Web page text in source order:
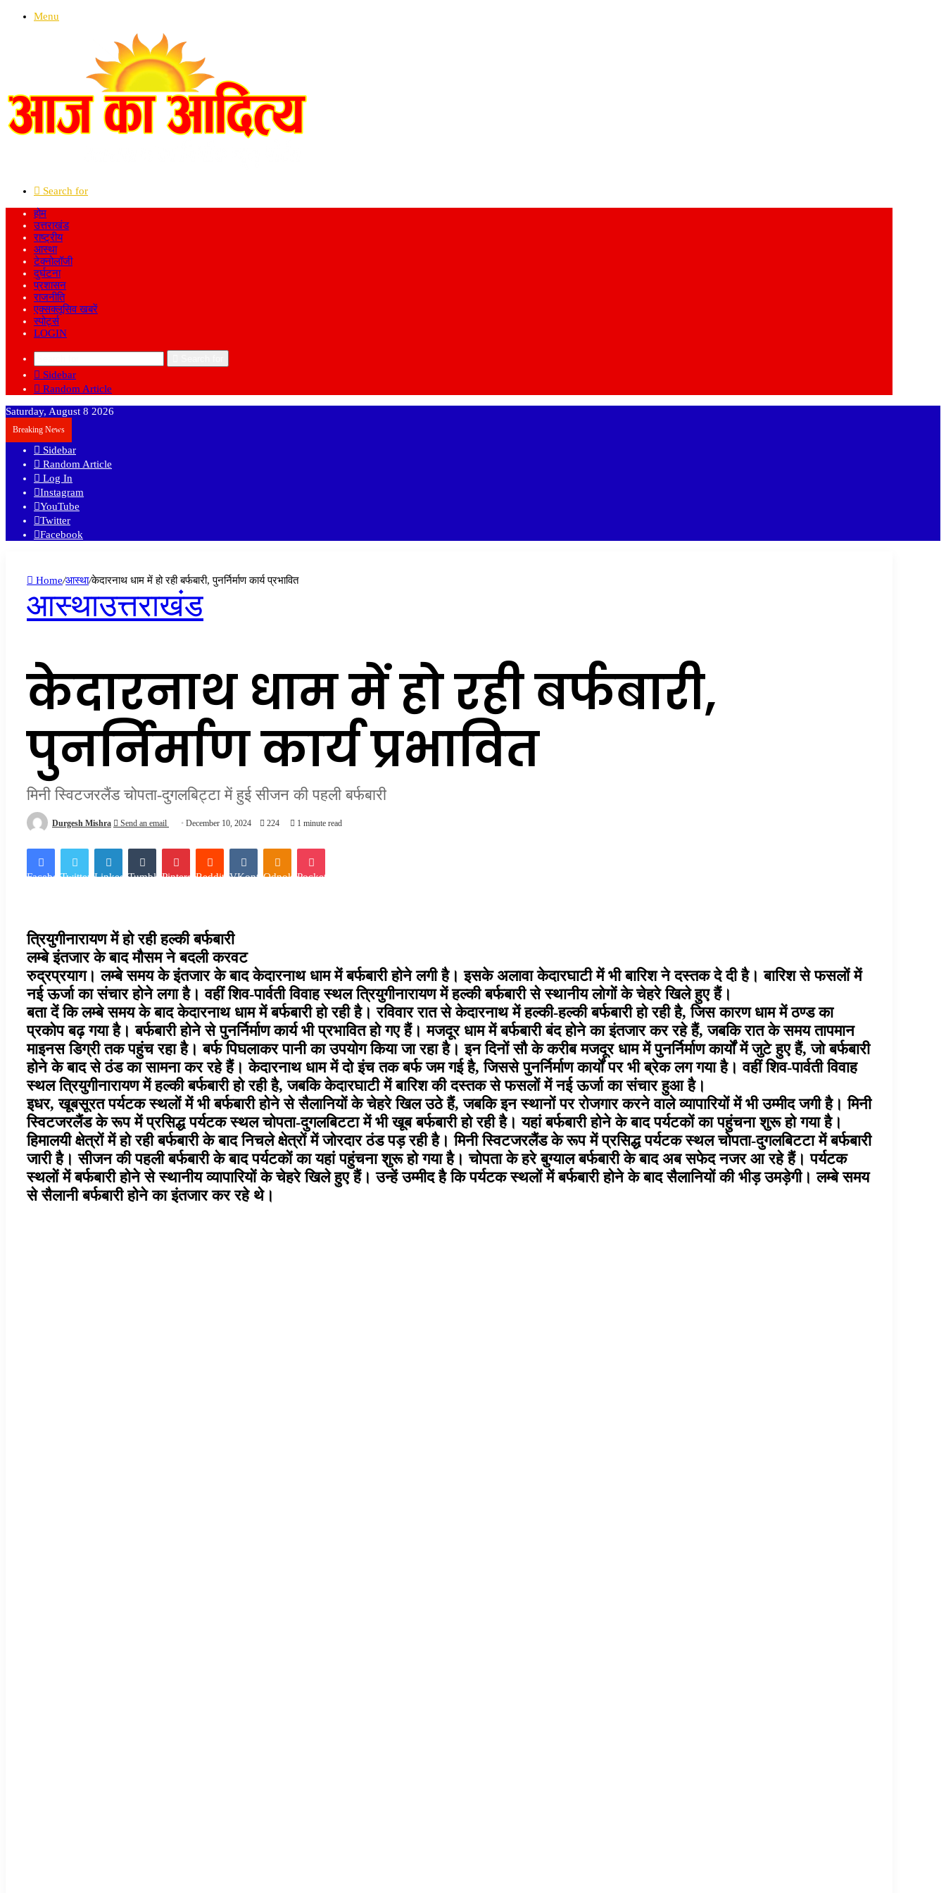
Menu
Search for
होम
उत्तराखंड
राष्ट्रीय
आस्था
टेक्नोलॉजी
दुर्घटना
प्रशासन
राजनीति
एक्सक्लूसिव खबरें
स्पोर्ट्स
LOGIN
Sidebar
Random Article
Saturday, August 8 2026
Breaking News
Sidebar
Random Article
Log In
Instagram
YouTube
Twitter
Facebook
Home/आस्था/केदारनाथ धाम में हो रही बर्फबारी, पुनर्निर्माण कार्य प्रभावित
आस्थाउत्तराखंड
केदारनाथ धाम में हो रही बर्फबारी,
पुनर्निर्माण कार्य प्रभावित
मिनी स्विटजरलैंड चोपता-दुगलबिट्टा में हुई सीजन की पहली बर्फबारी
Durgesh Mishra Send an email December 10, 2024 224 1 minute read
FacebookTwitter LinkedInTumblr PinterestReddit VKontakteOdnoklassniki
Pocket
त्रियुगीनारायण में हो रही हल्की बर्फबारी
लम्बे इंतजार के बाद मौसम ने बदली करवट
रुद्रप्रयाग। लम्बे समय के इंतजार के बाद केदारनाथ धाम में बर्फबारी होने लगी है। इसके अलावा केदारघाटी में भी बारिश ने दस्तक दे दी है। बारिश से फसलों में
नई ऊर्जा का संचार होने लगा है। वहीं शिव-पार्वती विवाह स्थल त्रियुगीनारायण में हल्की बर्फबारी से स्थानीय लोगों के चेहरे खिले हुए हैं।
बता दें कि लम्बे समय के बाद केदारनाथ धाम में बर्फबारी हो रही है। रविवार रात से केदारनाथ में हल्की-हल्की बर्फबारी हो रही है, जिस कारण धाम में ठण्ड का
प्रकोप बढ़ गया है। बर्फबारी होने से पुनर्निर्माण कार्य भी प्रभावित हो गए हैं। मजदूर धाम में बर्फबारी बंद होने का इंतजार कर रहे हैं, जबकि रात के समय तापमान
माइनस डिग्री तक पहुंच रहा है। बर्फ पिघलाकर पानी का उपयोग किया जा रहा है। इन दिनों सौ के करीब मजदूर धाम में पुनर्निर्माण कार्यों में जुटे हुए हैं, जो बर्फबारी
होने के बाद से ठंड का सामना कर रहे हैं। केदारनाथ धाम में दो इंच तक बर्फ जम गई है, जिससे पुनर्निर्माण कार्यों पर भी ब्रेक लग गया है। वहीं शिव-पार्वती विवाह
स्थल त्रियुगीनारायण में हल्की बर्फबारी हो रही है, जबकि केदारघाटी में बारिश की दस्तक से फसलों में नई ऊर्जा का संचार हुआ है।
इधर, खूबसूरत पर्यटक स्थलों में भी बर्फबारी होने से सैलानियों के चेहरे खिल उठे हैं, जबकि इन स्थानों पर रोजगार करने वाले व्यापारियों में भी उम्मीद जगी है। मिनी
स्विटजरलैंड के रूप में प्रसिद्ध पर्यटक स्थल चोपता-दुगलबिटटा में भी खूब बर्फबारी हो रही है। यहां बर्फबारी होने के बाद पर्यटकों का पहुंचना शुरू हो गया है।
हिमालयी क्षेत्रों में हो रही बर्फबारी के बाद निचले क्षेत्रों में जोरदार ठंड पड़ रही है। मिनी स्विटजरलैंड के रूप में प्रसिद्ध पर्यटक स्थल चोपता-दुगलबिटटा में बर्फबारी
जारी है। सीजन की पहली बर्फबारी के बाद पर्यटकों का यहां पहुंचना शुरू हो गया है। चोपता के हरे बुग्याल बर्फबारी के बाद अब सफेद नजर आ रहे हैं। पर्यटक
स्थलों में बर्फबारी होने से स्थानीय व्यापारियों के चेहरे खिले हुए हैं। उन्हें उम्मीद है कि पर्यटक स्थलों में बर्फबारी होने के बाद सैलानियों की भीड़ उमड़ेगी। लम्बे समय
से सैलानी बर्फबारी होने का इंतजार कर रहे थे।